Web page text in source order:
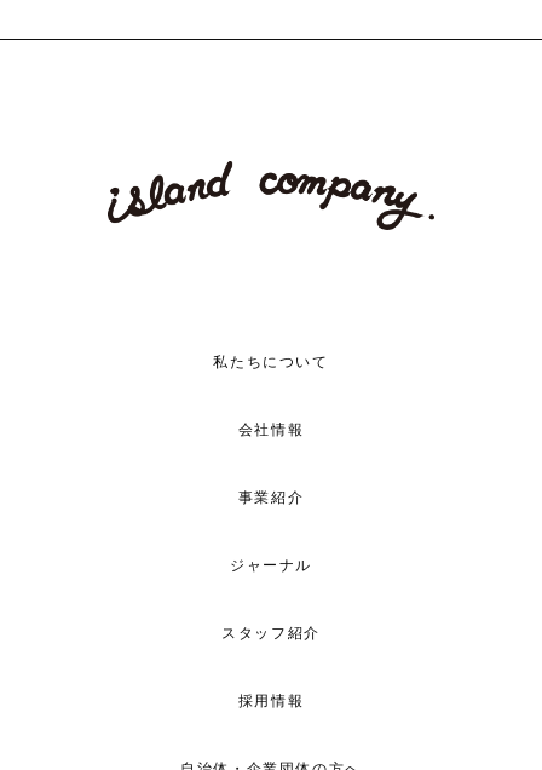
私たちについて
会社情報
事業紹介
ジャーナル
スタッフ紹介
採用情報